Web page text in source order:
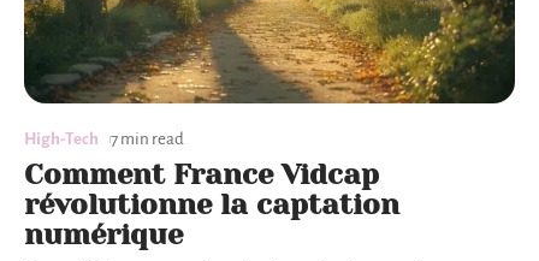
High-Tech 7 min read
Comment France Vidcap
révolutionne la captation
numérique